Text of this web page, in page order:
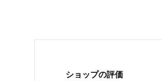
ショップの評価